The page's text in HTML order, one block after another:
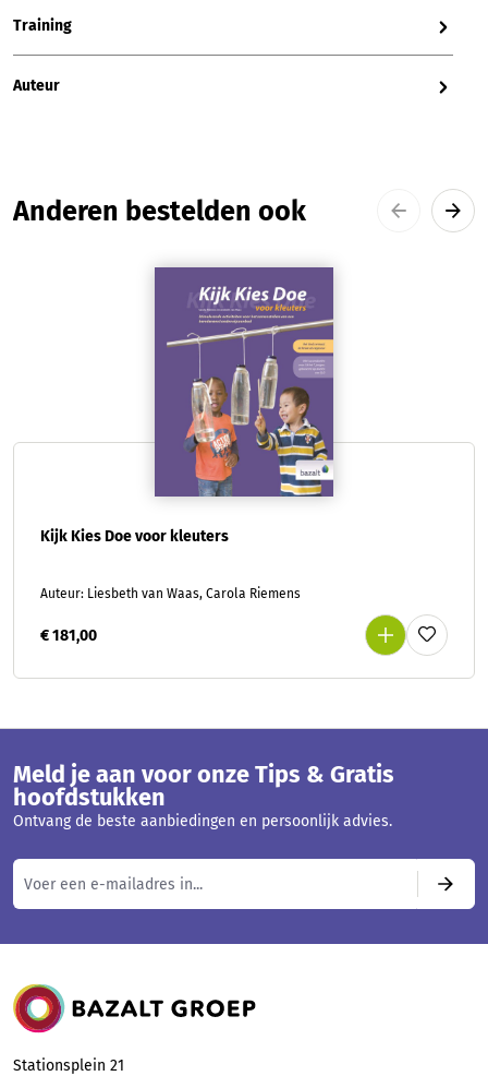
Training
Auteur
Productgalerij overslaan
Anderen bestelden ook
Kijk Kies Doe voor kleuters
Auteur: Liesbeth van Waas, Carola Riemens
€ 181,00
Meld je aan voor onze Tips & Gratis
hoofdstukken
Ontvang de beste aanbiedingen en persoonlijk advies.
Bazalt Groep
Stationsplein 21